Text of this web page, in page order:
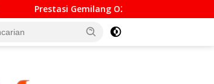
SMP Negeri 2 Bangkinang Kota Harumkan